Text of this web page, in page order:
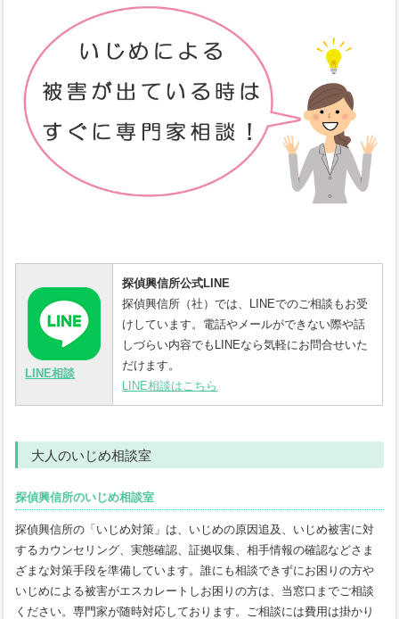
LINE相談
探偵興信所公式LINE
探偵興信所（社）では、LINEでのご相談もお受
けしています。電話やメールができない際や話
しづらい内容でもLINEなら気軽にお問合せいた
だけます。
LINE相談はこちら
大人のいじめ相談室
探偵興信所のいじめ相談室
探偵興信所の「いじめ対策」は、いじめの原因追及、いじめ被害に対
するカウンセリング、実態確認、証拠収集、相手情報の確認などさま
ざまな対策手段を準備しています。誰にも相談できずにお困りの方や
いじめによる被害がエスカレートしお困りの方は、当窓口までご相談
ください。専門家が随時対応しております。ご相談には費用は掛かり